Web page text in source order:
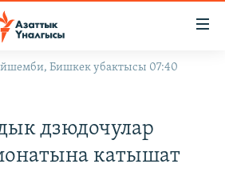
Бишкек убактысы 07:40
дзюдочулар
катышат